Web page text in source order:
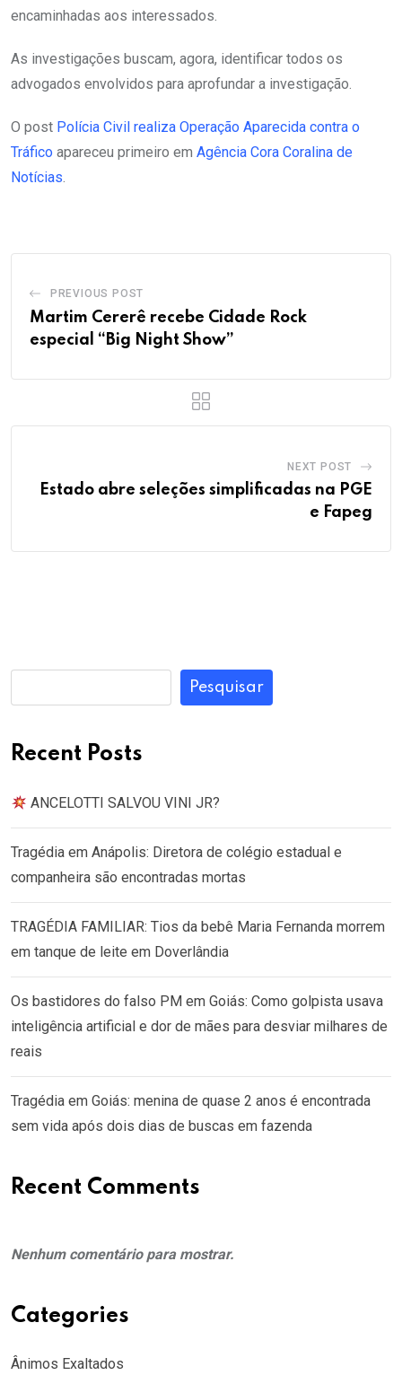
encaminhadas aos interessados.
As investigações buscam, agora, identificar todos os
advogados envolvidos para aprofundar a investigação.
O post Polícia Civil realiza Operação Aparecida contra o
Tráfico apareceu primeiro em Agência Cora Coralina de
Notícias.
PREVIOUS POST
Martim Cererê recebe Cidade Rock
especial “Big Night Show”
NEXT POST
Estado abre seleções simplificadas na PGE
e Fapeg
Pesquisar
Recent Posts
ANCELOTTI SALVOU VINI JR?
Tragédia em Anápolis: Diretora de colégio estadual e
companheira são encontradas mortas
TRAGÉDIA FAMILIAR: Tios da bebê Maria Fernanda morrem
em tanque de leite em Doverlândia
Os bastidores do falso PM em Goiás: Como golpista usava
inteligência artificial e dor de mães para desviar milhares de
reais
Tragédia em Goiás: menina de quase 2 anos é encontrada
sem vida após dois dias de buscas em fazenda
Recent Comments
Nenhum comentário para mostrar.
Categories
Ânimos Exaltados